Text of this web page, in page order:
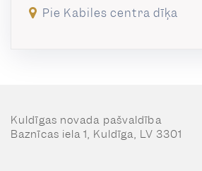
Pie Kabiles centra dīķa
Kuldīgas novada pašvaldība
Baznīcas iela 1, Kuldīga, LV 3301